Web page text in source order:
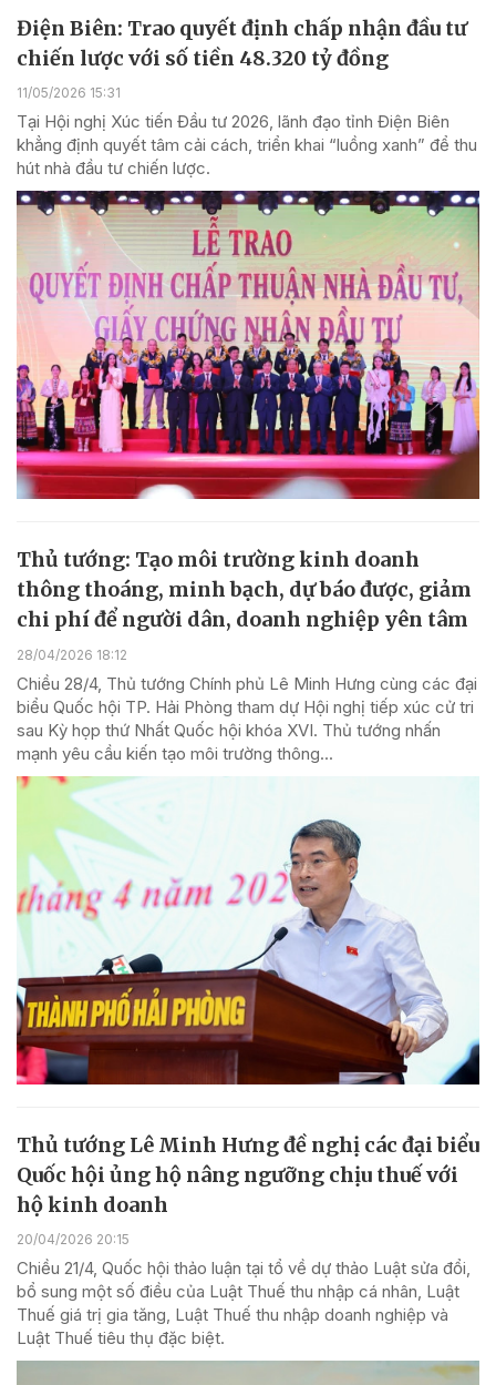
Điện Biên: Trao quyết định chấp nhận đầu tư
chiến lược với số tiền 48.320 tỷ đồng
11/05/2026 15:31
Tại Hội nghị Xúc tiến Đầu tư 2026, lãnh đạo tỉnh Điện Biên
khẳng định quyết tâm cải cách, triển khai “luồng xanh” để thu
hút nhà đầu tư chiến lược.
Thủ tướng: Tạo môi trường kinh doanh
thông thoáng, minh bạch, dự báo được, giảm
chi phí để người dân, doanh nghiệp yên tâm
28/04/2026 18:12
Chiều 28/4, Thủ tướng Chính phủ Lê Minh Hưng cùng các đại
biểu Quốc hội TP. Hải Phòng tham dự Hội nghị tiếp xúc cử tri
sau Kỳ họp thứ Nhất Quốc hội khóa XVI. Thủ tướng nhấn
mạnh yêu cầu kiến tạo môi trường thông...
Thủ tướng Lê Minh Hưng đề nghị các đại biểu
Quốc hội ủng hộ nâng ngưỡng chịu thuế với
hộ kinh doanh
20/04/2026 20:15
Chiều 21/4, Quốc hội thảo luận tại tổ về dự thảo Luật sửa đổi,
bổ sung một số điều của Luật Thuế thu nhập cá nhân, Luật
Thuế giá trị gia tăng, Luật Thuế thu nhập doanh nghiệp và
Luật Thuế tiêu thụ đặc biệt.